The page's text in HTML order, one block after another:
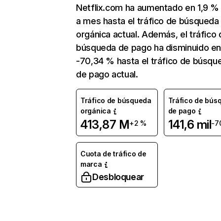
Netflix.com ha aumentado en 1,9
a mes hasta el tráfico de búsqueda
orgánica actual. Además, el tráfico
búsqueda de pago ha disminuido en
-70,34 % hasta el tráfico de
de pago actual.
Tráfico de búsqueda
orgánica
413,87 M+2 %
Tráfico de
de pago
141,6 mil-
Cuota de tráfico de
marca
Desbloquear